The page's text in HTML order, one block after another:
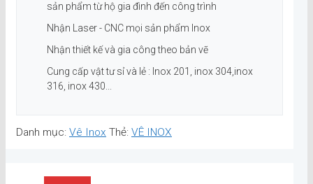
sản phẩm từ hộ gia đình đến công trình
Nhận Laser - CNC mọi sản phẩm Inox
Nhận thiết kế và gia công theo bản vẽ
Cung cấp vật tư sỉ và lẻ : Inox 201, inox 304,inox
316, inox 430...
Danh mục: Vê Inox Thẻ: VÊ INOX